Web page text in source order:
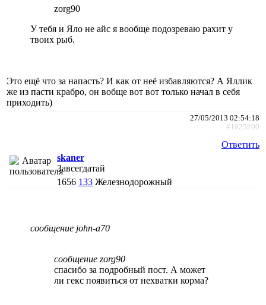
zorg90
У тебя и Яло не айс я вообще подозреваю рахит у
твоих рыб.
Это ещё что за напасть? И как от неё избавляются? А Яллик
же из пасти крабро, он вобще вот вот только начал в себя
приходить)
27/05/2013 02:54:18
#1825200
Ответить
skaner
Завсегдатай
1656 133 Железнодорожный
сообщение john-a70
сообщение zorg90
спасибо за подробный пост. А может
ли гекс появиться от нехватки корма?